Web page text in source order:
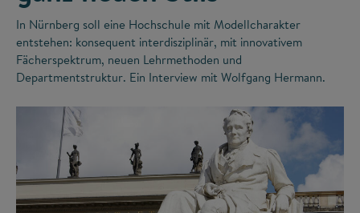
In Nürnberg soll eine Hochschule mit Modellcharakter
entstehen: konsequent interdisziplinär, mit innovativem
Fächerspektrum, neuen Lehrmethoden und
Departmentstruktur. Ein Interview mit Wolfgang Hermann.